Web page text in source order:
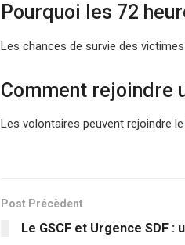
Pourquoi les 72
Les chances de survie des
Comment rejoindre
Les volontaires peuvent rejoindre le
Post Précèdent
Le GSCF et Urgence SDF